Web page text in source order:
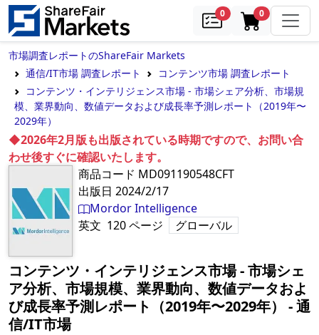
0samples0in cart
市場調査レポートのShareFair Markets
通信/IT市場 調査レポート
コンテンツ市場 調査レポート
コンテンツ・インテリジェンス市場 - 市場シェア分析、市場規
模、業界動向、数値データおよび成長率予測レポート（2019年〜
2029年）
◆2026年2月版も出版されている時期ですので、お問い合
わせ後すぐに確認いたします。
商品コード MD091190548CFT
出版日 2024/2/17
Mordor Intelligence
英文 120ページ グローバル
コンテンツ・インテリジェンス市場 - 市場シェ
ア分析、市場規模、業界動向、数値データおよ
び成長率予測レポート（2019年〜2029年）
‐通
信/IT市場